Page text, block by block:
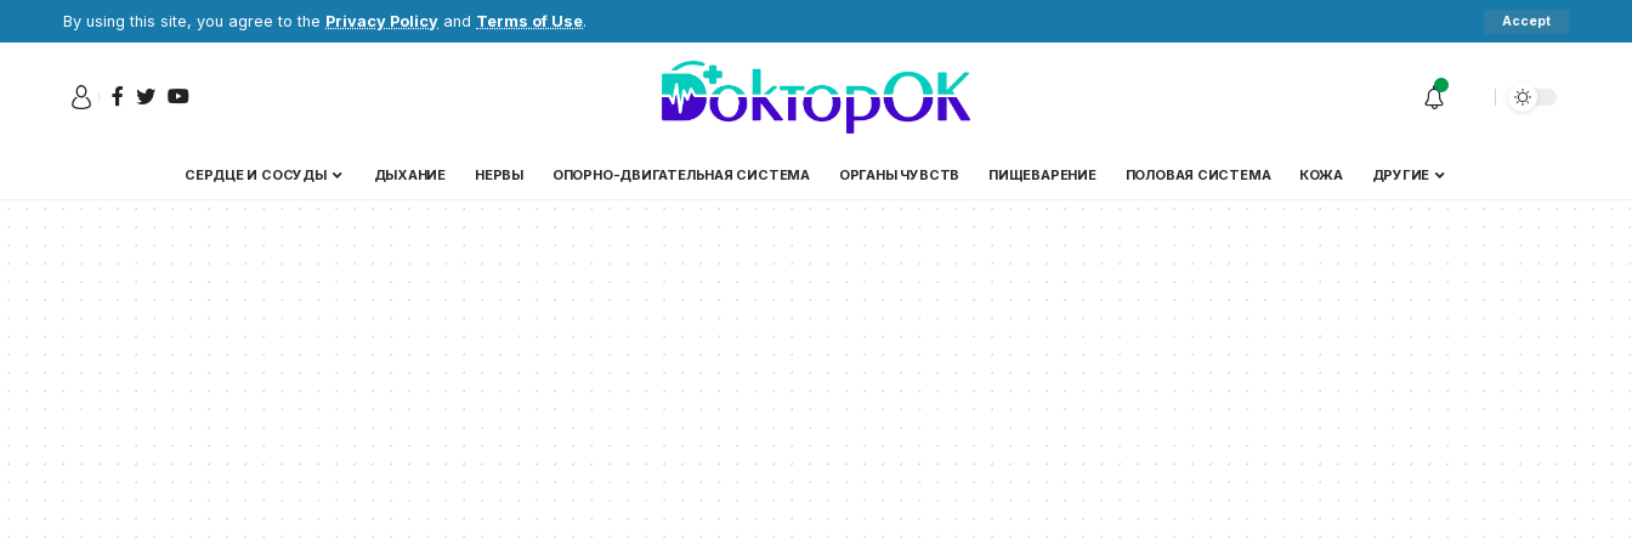
By using this site, you agree to the Privacy Policy and Terms of Use. Accept
СЕРДЦЕ И СОСУДЫ ДЫХАНИЕ НЕРВЫ ОПОРНО-ДВИГАТЕЛЬНАЯ СИСТЕМА ОРГАНЫ ЧУВСТВ ПИЩЕВАРЕНИЕ ПОЛОВАЯ СИСТЕМА КОЖА ДРУГИЕ